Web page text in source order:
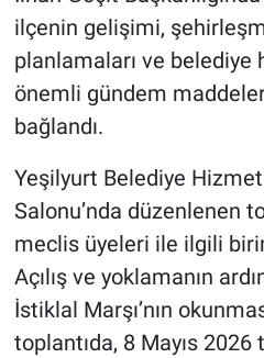
ilçenin gelişimi,
planlamaları ve
önemli gündem
bağlandı.
Yeşilyurt Belediye
Salonu’nda düzenlenen
meclis üyeleri ile ilgili
Açılış ve yoklamanın
İstiklal Marşı’nın
toplantıda, 8 Mayıs 2026